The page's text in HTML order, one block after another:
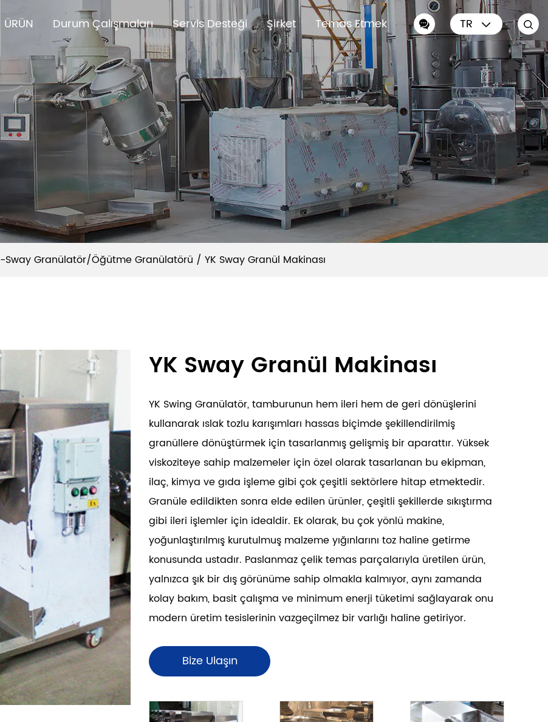
ÜRÜN Durum Çalışmaları Servis Desteği Şirket Temas Etmek TR
-Sway Granülatör/Öğütme Granülatörü / YK Sway Granül Makinası
YK Sway Granül Makinası
YK Swing Granülatör, tamburunun hem ileri hem de geri dönüşlerini
kullanarak ıslak tozlu karışımları hassas biçimde şekillendirilmiş
granüllere dönüştürmek için tasarlanmış gelişmiş bir aparattır. Yüksek
viskoziteye sahip malzemeler için özel olarak tasarlanan bu ekipman,
ilaç, kimya ve gıda işleme gibi çok çeşitli sektörlere hitap etmektedir.
Granüle edildikten sonra elde edilen ürünler, çeşitli şekillerde sıkıştırma
gibi ileri işlemler için idealdir. Ek olarak, bu çok yönlü makine,
yoğunlaştırılmış kurutulmuş malzeme yığınlarını toz haline getirme
konusunda ustadır. Paslanmaz çelik temas parçalarıyla üretilen ürün,
yalnızca şık bir dış görünüme sahip olmakla kalmıyor, aynı zamanda
kolay bakım, basit çalışma ve minimum enerji tüketimi sağlayarak onu
modern üretim tesislerinin vazgeçilmez bir varlığı haline getiriyor.
Bize Ulaşın